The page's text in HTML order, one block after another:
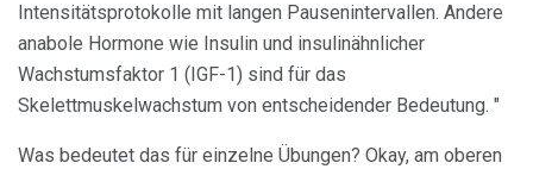
Intensitätsprotokolle mit langen Pausenintervallen. Andere
anabole Hormone wie Insulin und insulinähnlicher
Wachstumsfaktor 1 (IGF-1) sind für das
Skelettmuskelwachstum von entscheidender Bedeutung. "
Was bedeutet das für einzelne Übungen? Okay, am oberen